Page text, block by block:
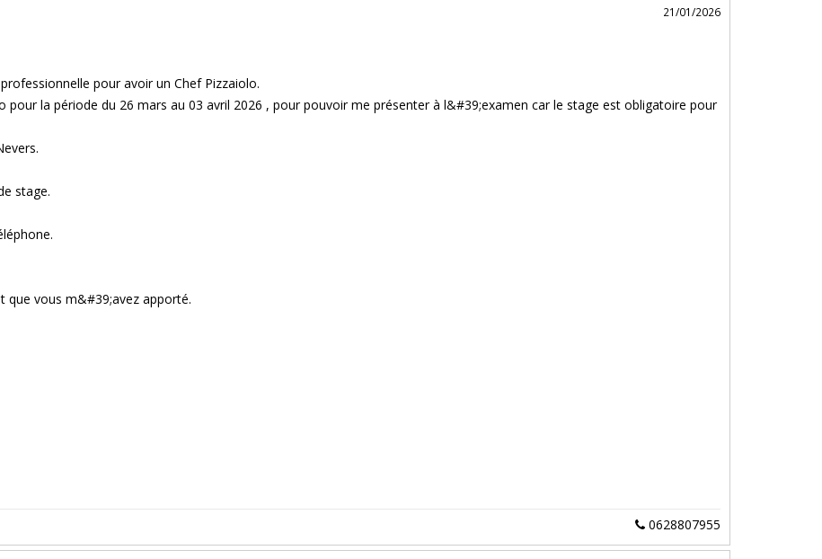
21/01/2026
pour avoir un Chef Pizzaiolo.
pour la période du 26 mars au 03 avril 2026 , pour pouvoir me présenter à l&#39;examen car le stage est obligatoire pour
stage.
que vous m&#39;avez apporté.
0628807955